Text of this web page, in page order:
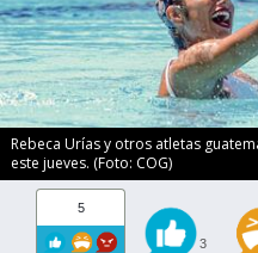
Rebeca Urías y otros atletas
este jueves. (Foto: COG)
5
3